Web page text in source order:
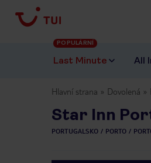
Last Minute
POPULÁRNÍ
All
Hlavní strana Dovolená
Star Inn
PORTUGALSKO PORTO